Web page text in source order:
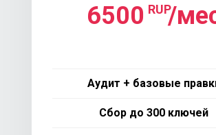
6500 RUP/
Аудит + базовые
Сбор до 300 ключей